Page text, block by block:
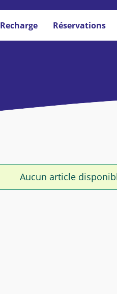
Recharge Réservations
Aucun article